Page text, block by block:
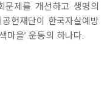
문제를 개선하고 생명의
헌재단이 한국자살예방
마을’ 운동의 하나다.